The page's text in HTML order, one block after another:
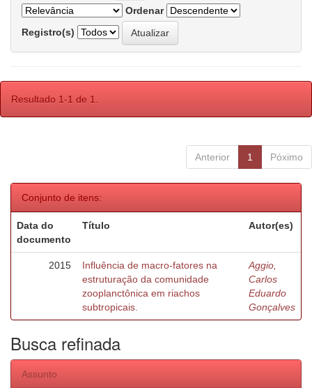
Ordenar
Registro(s)
Resultado 1-1 de 1.
Anterior 1 Póximo
Conjunto de itens:
Data do
documento
Título Autor(es)
2015
Influência de macro-fatores na
estruturação da comunidade
zooplanctônica em riachos
subtropicais.
Aggio,
Carlos
Eduardo
Gonçalves
Busca refinada
Assunto